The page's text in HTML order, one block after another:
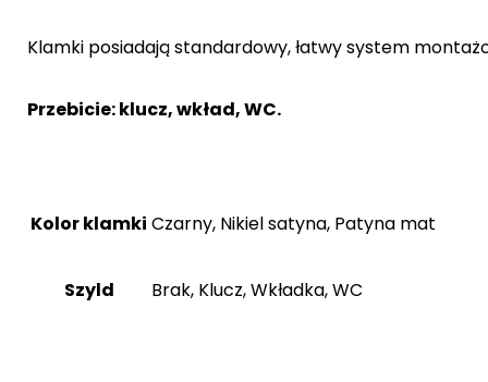
Klamki posiadają standardowy, łatwy system
Przebicie: klucz, wkład, WC.
Kolor klamki Czarny, Nikiel satyna, Patyna mat
Szyld Brak, Klucz, Wkładka, WC